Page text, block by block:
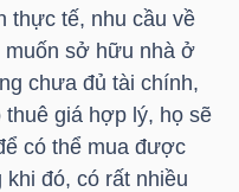
thực tế, nhu cầu về
muốn sở hữu nhà ở
chưa đủ tài chính,
giá hợp lý, họ sẽ
có thể mua được
khi đó, có rất nhiều